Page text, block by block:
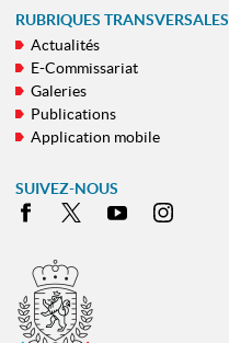
RUBRIQUES TRANSVERSALES
Actualités
E-Commissariat
Galeries
Publications
Application mobile
SUIVEZ-NOUS
Facebook
X Youtube